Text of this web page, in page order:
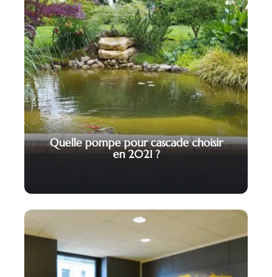
Quelle pompe pour cascade choisir
en 2021 ?